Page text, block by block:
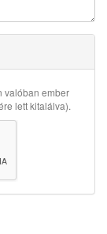
valóban ember
lett kitalálva).